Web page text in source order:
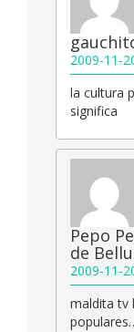
2009-11-
la cultura
significa
Pepo
de
2009-11-
maldita tv